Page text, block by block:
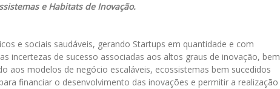
e Habitats de Inovação.
e sociais saudáveis, gerando Startups em quantidade e com
incertezas de sucesso associadas aos altos graus de inovação, bem
aos modelos de negócio escaláveis, ecossistemas bem sucedidos
financiar o desenvolvimento das inovações e permitir a realização